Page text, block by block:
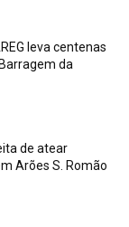
leva centenas
da
de atear
Arões S. Romão